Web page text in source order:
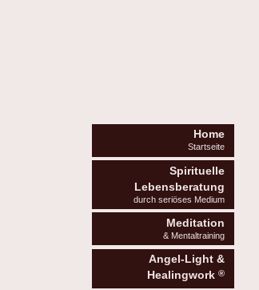
Home
Startseite
Spirituelle
Lebensberatung
durch seriöses Medium
Meditation
& Mentaltraining
Angel-Light &
Healingwork ®